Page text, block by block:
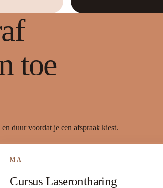
toe
duur voordat je een afspraak kiest.
MA
Cursus Laserontharing